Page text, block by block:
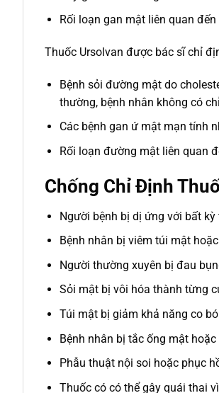
Rối loạn gan mật liên quan đến
Thuốc Ursolvan được bác sĩ chỉ
Bệnh sỏi đường mật do
thường, bệnh nhân không có
Các bệnh gan ứ mật mạn tính
Rối loạn đường mật liên quan
Chống Chỉ Định
Người bệnh bị dị ứng với bất
Bệnh nhân bị viêm túi mật
Người thường xuyên bị đau
Sỏi mật bị vôi hóa thành từng
Túi mật bị giảm khả năng co
Bệnh nhân bị tắc ống mật hoặc
Phẫu thuật nội soi hoặc phục
Thuốc có có thể gây quái thai